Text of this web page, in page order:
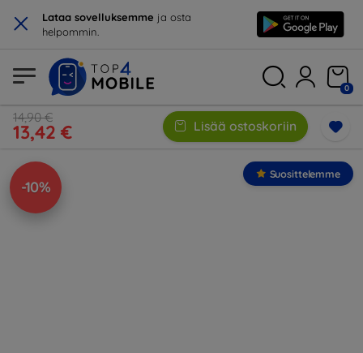
× Lataa sovelluksemme ja osta
helpommin.
0
14,90 €
13,42 € Lisää ostoskoriin
-10%
Suosittelemme